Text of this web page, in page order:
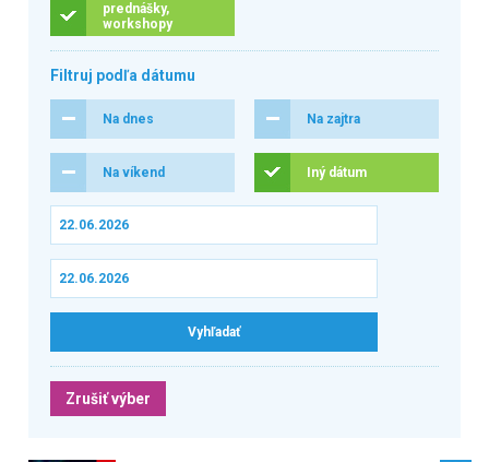
prednášky,
workshopy
Filtruj podľa dátumu
Na dnes Na zajtra
Na víkend Iný dátum
Zrušiť výber